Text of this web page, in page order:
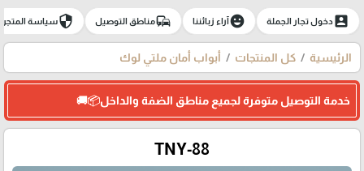
account_boxدخول تجار الجملة emoji_emotionsآراء زبائننا commuteمناطق التوصيل securityسياسة المتجر
الرئيسية كل المنتجات أبواب أمان ملتي لوك
خدمة التوصيل متوفرة لجميع مناطق الضفة والداخل📦🚚
TNY-88